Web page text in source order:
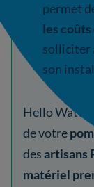
permet
les
solliciter
son
Hello Watt
de votre
desartisans
matériel